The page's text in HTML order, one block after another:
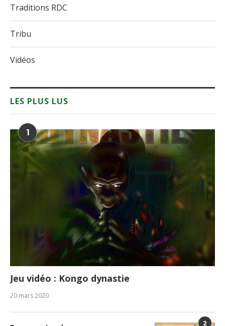
Traditions RDC
Tribu
Vidéos
LES PLUS LUS
1
Jeu vidéo : Kongo dynastie
20 mars 2020
2